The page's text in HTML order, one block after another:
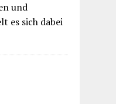
und
es sich dabei